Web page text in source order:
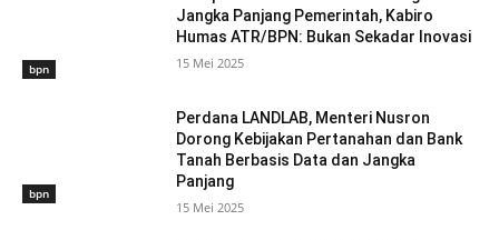
bpn
Jangka Panjang Pemerintah, Kabiro
Humas ATR/BPN: Bukan Sekadar Inovasi
15 Mei 2025
bpn
Perdana LANDLAB, Menteri Nusron
Dorong Kebijakan Pertanahan dan Bank
Tanah Berbasis Data dan Jangka
Panjang
15 Mei 2025